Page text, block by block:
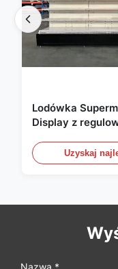
Lodówka
Display z
Uzyskaj
Nazwa *